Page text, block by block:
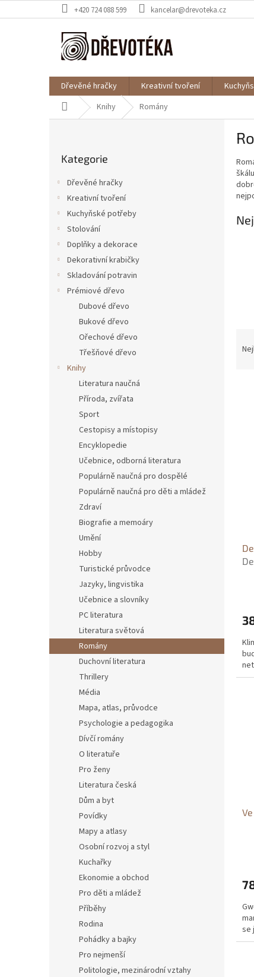
na
+420 724 088 599 kancelar@drevoteka.cz
Dřevěné hračky Kreativní tvoření
Domů Knihy Romány
kategorie
Kategorie
Dřevěné hračky
Kreativní tvoření
Kuchyňské potřeby
Stolování
Doplňky a dekorace
Dekorativní krabičky
Skladování potravin
Prémiové dřevo
Dubové dřevo
Bukové dřevo
Ořechové dřevo
Třešňové dřevo
Knihy
Literatura naučná
Příroda, zvířata
Sport
Cestopisy a místopisy
Encyklopedie
Učebnice, odborná literatura
Populárně naučná pro dospělé
Populárně naučná pro děti a mládež
Zdraví
Biografie a memoáry
Umění
Hobby
Turistické průvodce
Jazyky, lingvistika
Učebnice a slovníky
PC literatura
Literatura světová
Romány
Duchovní literatura
Thrillery
Média
Mapa, atlas, průvodce
Psychologie a pedagogika
Dívčí romány
O literatuře
Pro ženy
Literatura česká
Dům a byt
Povídky
Mapy a atlasy
Osobní rozvoj a styl
Kuchařky
Ekonomie a obchod
Pro děti a mládež
Příběhy
Rodina
Pohádky a bajky
Pro nejmenší
Politologie, mezinárodní vztahy
se